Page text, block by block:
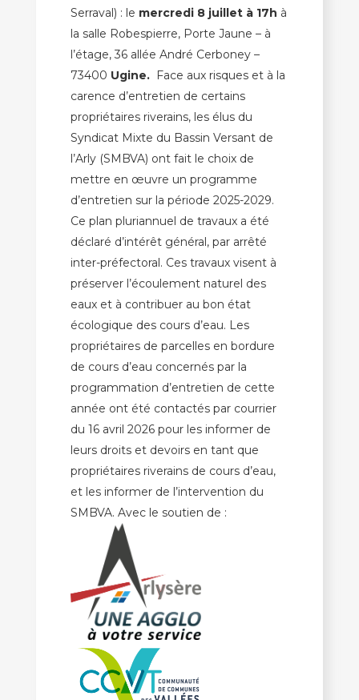
Serraval) : le mercredi 8 juillet à 17h à
la salle Robespierre, Porte Jaune – à
l’étage, 36 allée André Cerboney –
73400 Ugine. Face aux risques et à la
carence d’entretien de certains
propriétaires riverains, les élus du
Syndicat Mixte du Bassin Versant de
l’Arly (SMBVA) ont fait le choix de
mettre en œuvre un programme
d’entretien sur la période 2025-2029.
Ce plan pluriannuel de travaux a été
déclaré d’intérêt général, par arrêté
inter-préfectoral. Ces travaux visent à
préserver l’écoulement naturel des
eaux et à contribuer au bon état
écologique des cours d’eau. Les
propriétaires de parcelles en bordure
de cours d’eau concernés par la
programmation d’entretien de cette
année ont été contactés par courrier
du 16 avril 2026 pour les informer de
leurs droits et devoirs en tant que
propriétaires riverains de cours d’eau,
et les informer de l’intervention du
SMBVA. Avec le soutien de :